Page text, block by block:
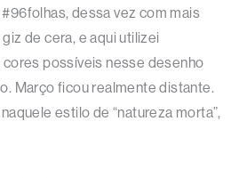
dessa vez com mais
de cera, e aqui utilizei
possíveis nesse desenho
Março ficou realmente distante.
estilo de “natureza morta”,